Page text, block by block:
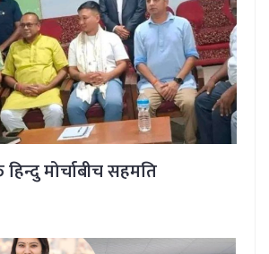
मोर्चाबीच सहमति